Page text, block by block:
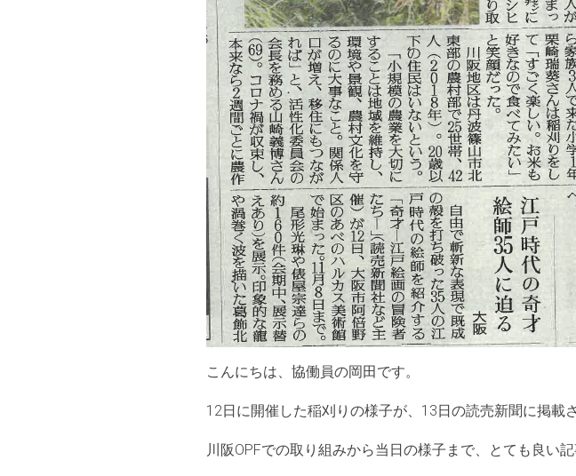
こんにちは、協働員の岡田です。
12日に開催した稲刈りの様子が、13日の読売新聞に掲載
川阪OPFでの取り組みから当日の様子まで、とても良い